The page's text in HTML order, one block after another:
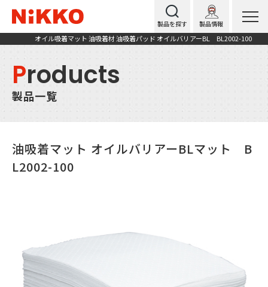
製品を探す 製品情報
オイル吸着マット 油吸着材 油吸着パッド オイルバリアーBL BL2002-100
Products
製品一覧
油吸着マット オイルバリアーBLマット B
L2002-100